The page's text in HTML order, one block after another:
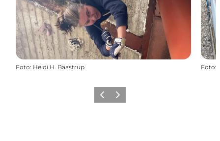
Foto: Heidi H. Baastrup Foto:
ForrigeNæste